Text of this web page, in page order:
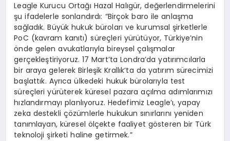
Leagle Kurucu Ortağı Hazal Halıgür, değerlendirmelerini
şu ifadelerle sonlandırdı: “Birçok baro ile anlaşma
sağladık. Büyük hukuk büroları ve kurumsal şirketlerle
PoC (kavram kanıtı) süreçleri yürütüyor, Türkiye’nin
önde gelen avukatlarıyla bireysel çalışmalar
gerçekleştiriyoruz. 17 Mart’ta Londra’da yatırımcılarla
bir araya gelerek Birleşik Krallık’ta da yatırım sürecimizi
başlattık. Ayrıca ülkedeki hukuk bürolarıyla test
süreçleri yürüterek küresel pazara açılma adımlarımızı
hızlandırmayı planlıyoruz. Hedefimiz Leagle’ı, yapay
zeka destekli çözümlerle hukukun sınırlarını yeniden
tanımlayan, küresel ölçekte faaliyet gösteren bir Türk
teknoloji şirketi haline getirmek.”